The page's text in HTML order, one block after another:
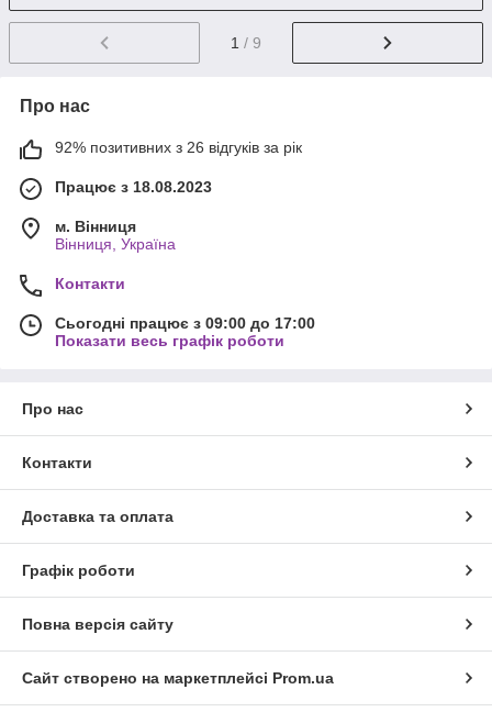
1 / 9
Про нас
92% позитивних з 26 відгуків за рік
Працює з 18.08.2023
м. Вінниця
Вінниця, Україна
Контакти
Сьогодні працює з 09:00 до 17:00
Показати весь графік роботи
Про нас
Контакти
Доставка та оплата
Графік роботи
Повна версія сайту
Сайт створено на маркетплейсі Prom.ua